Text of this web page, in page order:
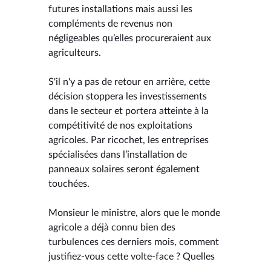
futures installations mais aussi les
compléments de revenus non
négligeables qu’elles procureraient aux
agriculteurs.
S'il n'y a pas de retour en arrière, cette
décision stoppera les investissements
dans le secteur et portera atteinte à la
compétitivité de nos exploitations
agricoles. Par ricochet, les entreprises
spécialisées dans l’installation de
panneaux solaires seront également
touchées.
Monsieur le ministre, alors que le monde
agricole a déjà connu bien des
turbulences ces derniers mois, comment
justifiez-vous cette volte-face ? Quelles